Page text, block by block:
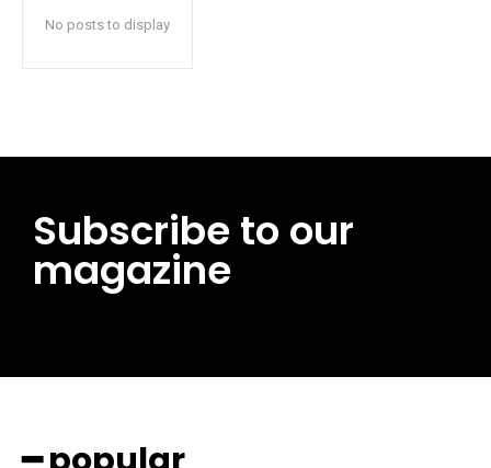
No posts to display
Subscribe to our
magazine